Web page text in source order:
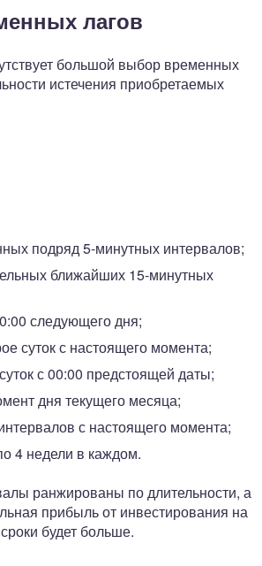
лагов
большой выбор временных
истечения приобретаемых
подряд 5-минутных интервалов;
ближайших 15-минутных
следующего дня;
суток с настоящего момента;
с 00:00 предстоящей даты;
дня текущего месяца;
с настоящего момента;
4 недели в каждом.
ранжированы по длительности, а
прибыль от инвестирования на
будет больше.